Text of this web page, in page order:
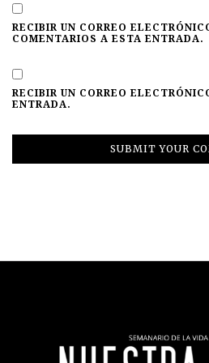
RECIBIR UN CORREO
COMENTARIOS A ESTA ENTRADA.
RECIBIR UN CORREO
ENTRADA.